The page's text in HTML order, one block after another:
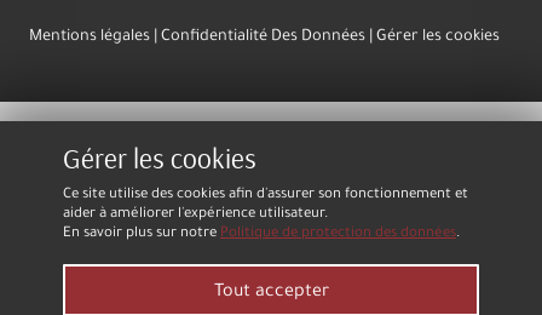
Mentions légales Confidentialité Des Données Gérer les cookies
Gérer les cookies
Ce site utilise des cookies afin d'assurer son fonctionnement et
aider à améliorer l'expérience utilisateur.
En savoir plus sur notre Politique de protection des données.
Tout accepter